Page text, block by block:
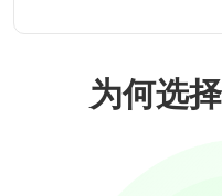
为何选